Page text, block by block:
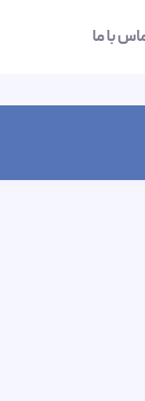
با ما